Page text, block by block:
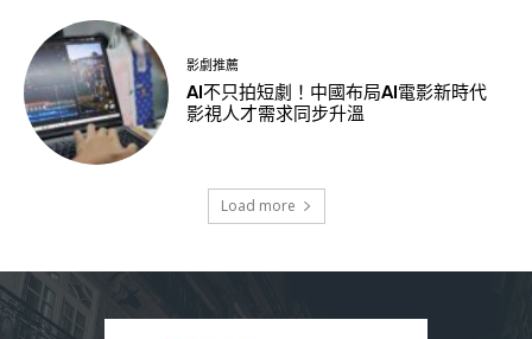
影劇推薦
AI不只拍短劇！中國布局AI電影新時代
影視人才需求同步升溫
Load more